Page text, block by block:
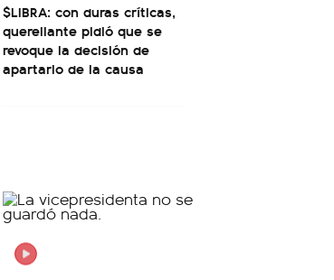
$LIBRA: con duras críticas,
querellante pidió que se
revoque la decisión de
apartarlo de la causa
que también está endeudada".